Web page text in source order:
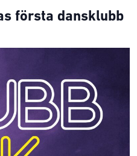
första dansklubb